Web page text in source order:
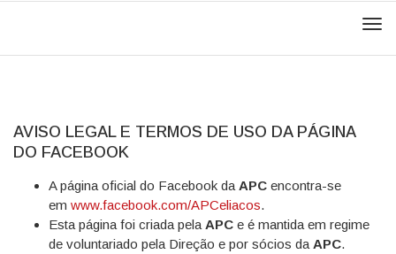
AVISO LEGAL E TERMOS DE USO DA PÁGINA
DO FACEBOOK
A página oficial do Facebook da APC encontra-se
em www.facebook.com/APCeliacos.
Esta página foi criada pela APC e é mantida em regime
de voluntariado pela Direção e por sócios da APC.